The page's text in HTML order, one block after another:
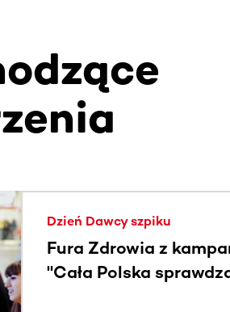
przewijane w poziomie. Użyj
Dzień Dawcy szpiku
Fura Zdrowia z
"Cała Polska